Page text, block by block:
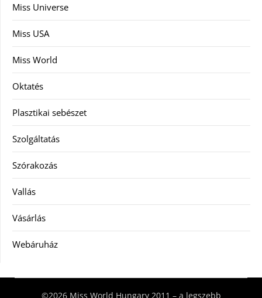
Miss Universe
Miss USA
Miss World
Oktatés
Plasztikai sebészet
Szolgáltatás
Szórakozás
Vallás
Vásárlás
Webáruház
©2026 Miss World Hungary 2011 – a legszebb